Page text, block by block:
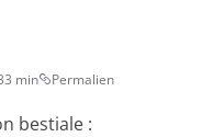
min Permalien
bestiale :